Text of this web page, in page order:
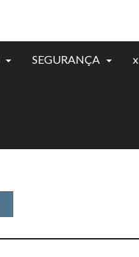
SEGURANÇA x